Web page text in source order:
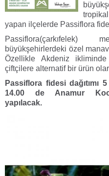
yapan ilçelerde Passiflora
büyükşehirlerdeki özel
Özellikle Akdeniz
çiftçilere alternatif bir ürün
Passiflora fidesi dağıtımı
14.00 de Anamur
yapılacak.